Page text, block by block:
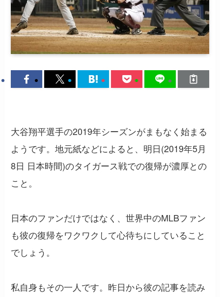
大谷翔平選手の2019年シーズンがまもなく始まる
ようです。地元紙などによると、明日(2019年5月
8日 日本時間)のタイガース戦での復帰が濃厚との
こと。
日本のファンだけではなく、世界中のMLBファン
も彼の復帰をワクワクして心待ちにしていること
でしょう。
私自身もその一人です。昨日から彼の記事を読み